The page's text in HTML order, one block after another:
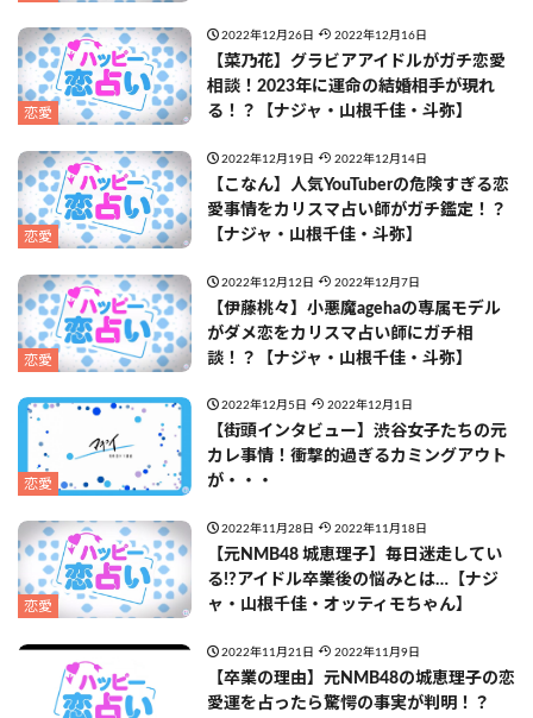
恋愛
2022年12月26日 2022年12月16日
【菜乃花】グラビアアイドルがガチ恋愛
相談！2023年に運命の結婚相手が現れ
る！？【ナジャ・山根千佳・斗弥】
恋愛
2022年12月19日 2022年12月14日
【こなん】人気YouTuberの危険すぎる恋
愛事情をカリスマ占い師がガチ鑑定！？
【ナジャ・山根千佳・斗弥】
恋愛
2022年12月12日 2022年12月7日
【伊藤桃々】小悪魔agehaの専属モデル
がダメ恋をカリスマ占い師にガチ相
談！？【ナジャ・山根千佳・斗弥】
恋愛
2022年12月5日 2022年12月1日
【街頭インタビュー】渋谷女子たちの元
カレ事情！衝撃的過ぎるカミングアウト
が・・・
恋愛
2022年11月28日 2022年11月18日
【元NMB48 城恵理子】毎日迷走してい
る!?アイドル卒業後の悩みとは…【ナジ
ャ・山根千佳・オッティモちゃん】
2022年11月21日 2022年11月9日
【卒業の理由】元NMB48の城恵理子の恋
愛運を占ったら驚愕の事実が判明！？